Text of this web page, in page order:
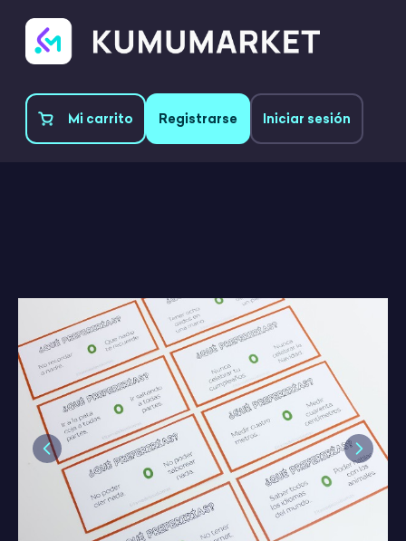
Mi carrito Registrarse Iniciar sesión
Previous Next